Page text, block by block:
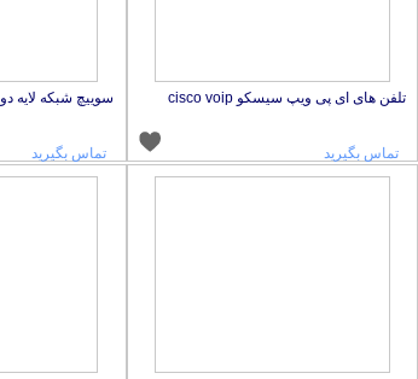
تلفن های ای پی ویپ سیسکو cisco voip
تماس بگیرید
سوییچ شبکه لایه دو 2960 سیسکو cisco
تماس بگیرید